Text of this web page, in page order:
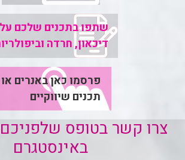
צרו קשר בטופס
באינסטגרם
פרסמו כאן באנרים או
תכנים שיווקיים
שתפו בתכנים שלכם על
דיכאון, חרדה